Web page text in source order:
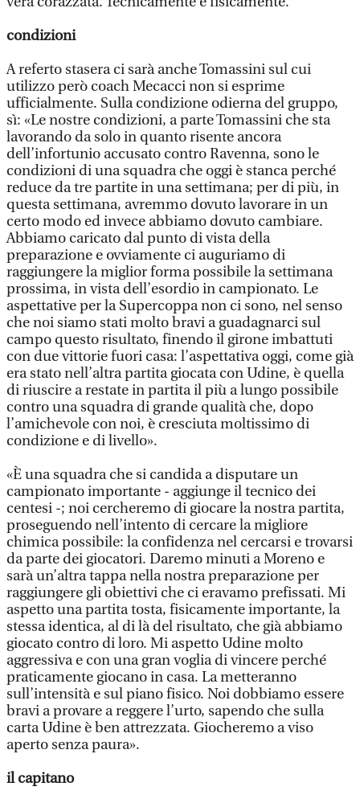
condizioni
A referto stasera ci sarà anche Tomassini sul cui
utilizzo però coach Mecacci non si esprime
ufficialmente. Sulla condizione odierna del gruppo,
sì: «Le nostre condizioni, a parte Tomassini che sta
lavorando da solo in quanto risente ancora
dell’infortunio accusato contro Ravenna, sono le
condizioni di una squadra che oggi è stanca perché
reduce da tre partite in una settimana; per di più, in
questa settimana, avremmo dovuto lavorare in un
certo modo ed invece abbiamo dovuto cambiare.
Abbiamo caricato dal punto di vista della
preparazione e ovviamente ci auguriamo di
raggiungere la miglior forma possibile la settimana
prossima, in vista dell’esordio in campionato. Le
aspettative per la Supercoppa non ci sono, nel senso
che noi siamo stati molto bravi a guadagnarci sul
campo questo risultato, finendo il girone imbattuti
con due vittorie fuori casa: l’aspettativa oggi, come già
era stato nell’altra partita giocata con Udine, è quella
di riuscire a restate in partita il più a lungo possibile
contro una squadra di grande qualità che, dopo
l’amichevole con noi, è cresciuta moltissimo di
condizione e di livello».
«È una squadra che si candida a disputare un
campionato importante - aggiunge il tecnico dei
centesi -; noi cercheremo di giocare la nostra partita,
proseguendo nell’intento di cercare la migliore
chimica possibile: la confidenza nel cercarsi e trovarsi
da parte dei giocatori. Daremo minuti a Moreno e
sarà un’altra tappa nella nostra preparazione per
raggiungere gli obiettivi che ci eravamo prefissati. Mi
aspetto una partita tosta, fisicamente importante, la
stessa identica, al di là del risultato, che già abbiamo
giocato contro di loro. Mi aspetto Udine molto
aggressiva e con una gran voglia di vincere perché
praticamente giocano in casa. La metteranno
sull’intensità e sul piano fisico. Noi dobbiamo essere
bravi a provare a reggere l’urto, sapendo che sulla
carta Udine è ben attrezzata. Giocheremo a viso
aperto senza paura».
il capitano